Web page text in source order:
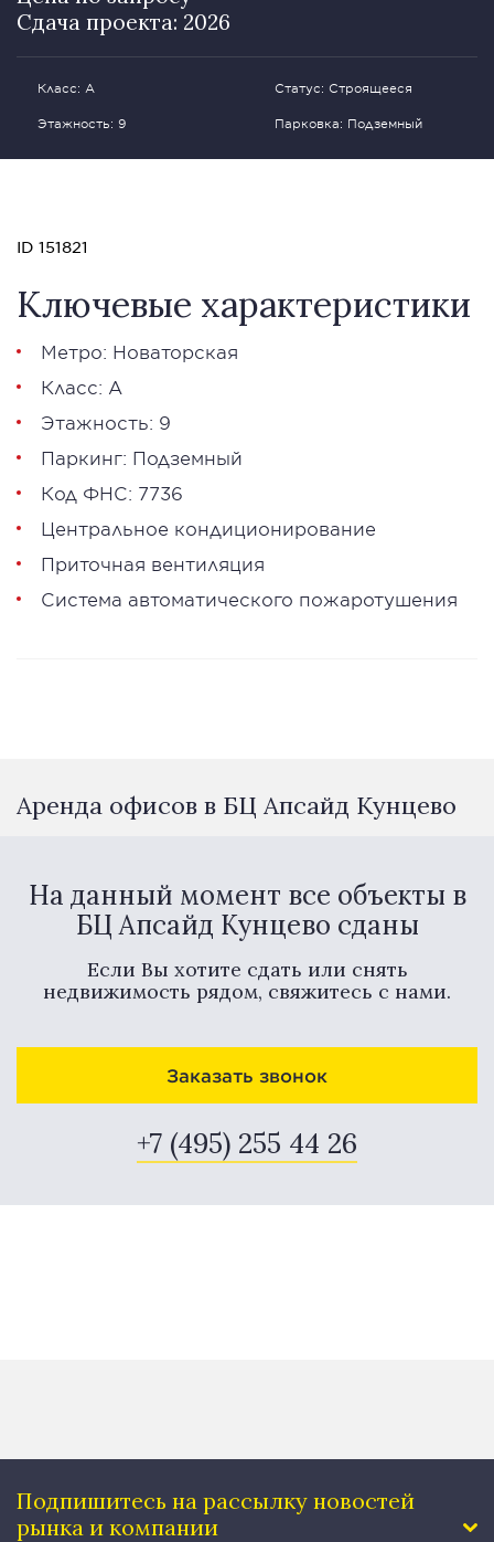
Сдача проекта: 2026
Класс: А Статус: Строящееся
Этажность: 9 Парковка: Подземный
ID 151821
Ключевые характеристики
Метро: Новаторская
Класс: А
Этажность: 9
Паркинг: Подземный
Код ФНС: 7736
Центральное кондиционирование
Приточная вентиляция
Система автоматического пожаротушения
Аренда офисов в БЦ Апсайд Кунцево
На данный момент все объекты в
БЦ Апсайд Кунцево сданы
Если Вы хотите сдать или снять
недвижимость рядом, свяжитесь с нами.
Заказать звонок
+7 (495) 255 44 26
Подпишитесь на рассылку новостей
рынка и компании